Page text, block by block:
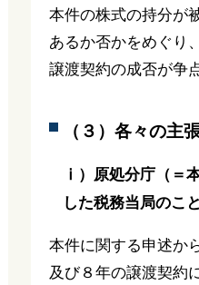
本件の株式の持分が
あるか否かをめぐり
譲渡契約の成否が争
（３）各々の主
ⅰ）原処分庁（＝
した税務当局のこ
本件に関する申述か
及び８年の譲渡契約